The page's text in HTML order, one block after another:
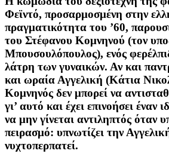
Φεϊντό, προσαρμοσμένη στην
πραγματικότητα του ’60,
του Στέφανου Κομνηνού (τον
Μπουσουλόπουλος), ενός
λάτρη των γυναικών. Αν και
και ωραία Αγγελική (Κάτια
Κομνηνός δεν μπορεί να
γι’ αυτό και έχει επινοήσει έναν
να μην γίνεται αντιληπτός όταν
πειρασμό: υπνωτίζει την
νυχτοπερπατεί.